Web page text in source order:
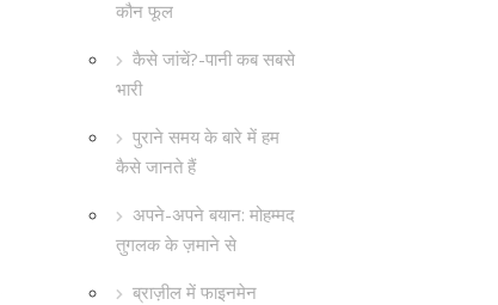
कौन फूल
कैसे जांचें?-पानी कब सबसे
भारी
पुराने समय के बारे में हम
कैसे जानते हैं
अपने-अपने बयान: मोहम्मद
तुगलक के ज़माने से
ब्राज़ील में फाइनमेन